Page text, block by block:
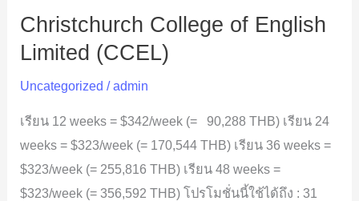
Christchurch College of English
Limited (CCEL)
Uncategorized /admin
เรียน 12 weeks = $342/week (= 90,288 THB) เรียน 24
weeks = $323/week (= 170,544 THB) เรียน 36 weeks =
$323/week (= 255,816 THB) เรียน 48 weeks =
$323/week (= 356,592 THB) โปรโมชั่นนี้ใช้ได้ถึง : 31
Christchurch
College
English
Limited
(CCEL)